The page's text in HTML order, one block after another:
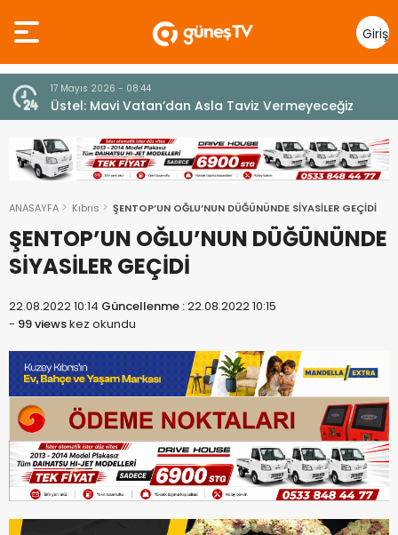
Giriş
Yap
7 Ağustos 2026 - 12:36
ÜSTEL: “ERENKÖY RUHU SONSUZA DEK YAŞAYACAK”
ANASAYFA Kıbrıs ŞENTOP’UN OĞLU’NUN DÜĞÜNÜNDE SİYASİLER GEÇİDİ
ŞENTOP’UN OĞLU’NUN DÜĞÜNÜNDE
SİYASİLER GEÇİDİ
22.08.2022 10:14 Güncellenme :22.08.2022 10:15
- 99 viewskez okundu